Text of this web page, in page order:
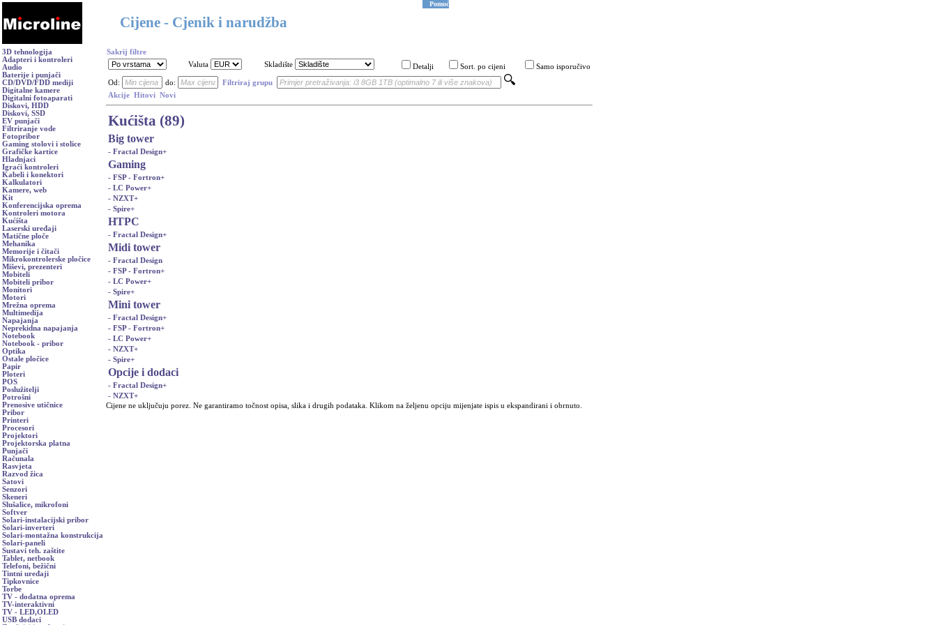
Cijene - Cjenik i narudžba
Pomoć
3D tehnologija
Adapteri i kontroleri
Audio
Baterije i punjači
CD/DVD/FDD mediji
Digitalne kamere
Digitalni fotoaparati
Diskovi, HDD
Diskovi, SSD
EV punjači
Filtriranje vode
Fotopribor
Gaming stolovi i stolice
Grafičke kartice
Hladnjaci
Igraći kontroleri
Kabeli i konektori
Kalkulatori
Kamere, web
Kit
Konferencijska oprema
Kontroleri motora
Kućišta
Laserski uređaji
Matične ploče
Mehanika
Memorije i čitači
Mikrokontrolerske pločice
Miševi, prezenteri
Mobiteli
Mobiteli pribor
Monitori
Motori
Mrežna oprema
Multimedija
Napajanja
Neprekidna napajanja
Notebook
Notebook - pribor
Optika
Ostale pločice
Papir
Ploteri
POS
Poslužitelji
Potrošni
Prenosive utičnice
Pribor
Printeri
Procesori
Projektori
Projektorska platna
Punjači
Računala
Rasvjeta
Razvod žica
Satovi
Senzori
Skeneri
Slušalice, mikrofoni
Softver
Solari-instalacijski pribor
Solari-inverteri
Solari-montažna konstrukcija
Solari-paneli
Sustavi teh. zaštite
Tablet, netbook
Telefoni, bežični
Tintni uređaji
Tipkovnice
Torbe
TV - dodatna oprema
TV-interaktivni
TV - LED,OLED
USB dodaci
Sakrij filtre
Valuta
Skladište Detalji Sort. po cijeni Samo isporučivo
Od: do:
Filtriraj grupu
Akcije Hitovi Novi
Kućišta (89)
Big tower
- Fractal Design+
Gaming
- FSP - Fortron+
- LC Power+
- NZXT+
- Spire+
HTPC
- Fractal Design+
Midi tower
- Fractal Design
- FSP - Fortron+
- LC Power+
- Spire+
Mini tower
- Fractal Design+
- FSP - Fortron+
- LC Power+
- NZXT+
- Spire+
Opcije i dodaci
- Fractal Design+
- NZXT+
Cijene ne uključuju porez. Ne garantiramo točnost opisa, slika i drugih podataka. Klikom na željenu opciju mijenjate ispis u ekspandirani i obrnuto.